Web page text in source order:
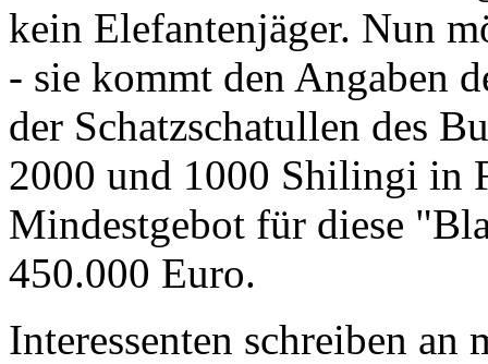
kein Elefantenjäger. Nun
- sie kommt den Angaben
der Schatzschatullen des
2000 und 1000 Shilingi in
Mindestgebot für diese
450.000 Euro.
Interessenten schreiben